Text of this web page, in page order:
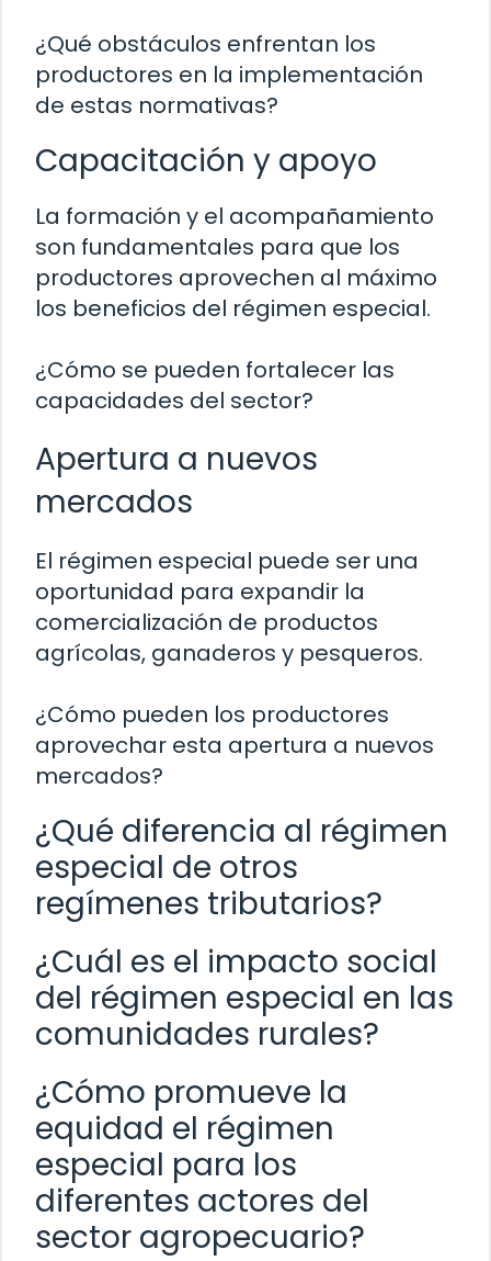
¿Qué obstáculos enfrentan los
productores en la implementación
de estas normativas?
Capacitación y apoyo
La formación y el acompañamiento
son fundamentales para que los
productores aprovechen al máximo
los beneficios del régimen especial.
¿Cómo se pueden fortalecer las
capacidades del sector?
Apertura a nuevos
mercados
El régimen especial puede ser una
oportunidad para expandir la
comercialización de productos
agrícolas, ganaderos y pesqueros.
¿Cómo pueden los productores
aprovechar esta apertura a nuevos
mercados?
¿Qué diferencia al régimen
especial de otros
regímenes tributarios?
¿Cuál es el impacto social
del régimen especial en las
comunidades rurales?
¿Cómo promueve la
equidad el régimen
especial para los
diferentes actores del
sector agropecuario?